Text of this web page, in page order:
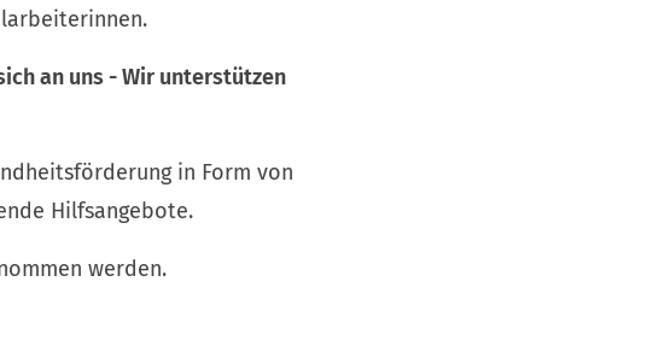
an uns - Wir unterstützen
in Form von
Hilfsangebote.
werden.